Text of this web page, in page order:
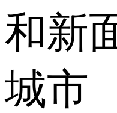
和新
城市